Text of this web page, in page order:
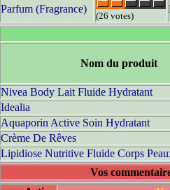
Parfum (Fragrance)
(26 votes)
Nom du produit
Nivea Body Lait Fluide Hydratant
Idealia
Aquaporin Active Soin Hydratant
Crème De Rêves
Lipidiose Nutritive Fluide Corps
Vos